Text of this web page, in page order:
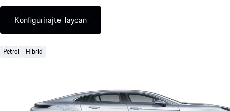
Konfigurirajte Taycan
Petrol Hibrid